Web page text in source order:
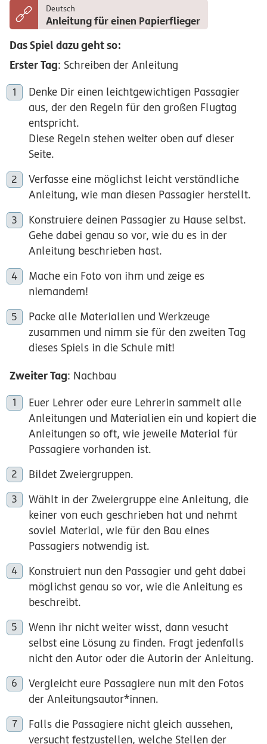
Deutsch
Anleitung für einen Papierflieger
Das Spiel dazu geht so:
Erster Tag: Schreiben der Anleitung
Denke Dir einen leichtgewichtigen Passagier
aus, der den Regeln für den großen Flugtag
entspricht.
Diese Regeln stehen weiter oben auf dieser
Seite.
Verfasse eine möglichst leicht verständliche
Anleitung, wie man diesen Passagier herstellt.
Konstruiere deinen Passagier zu Hause selbst.
Gehe dabei genau so vor, wie du es in der
Anleitung beschrieben hast.
Mache ein Foto von ihm und zeige es
niemandem!
Packe alle Materialien und Werkzeuge
zusammen und nimm sie für den zweiten Tag
dieses Spiels in die Schule mit!
Zweiter Tag: Nachbau
Euer Lehrer oder eure Lehrerin sammelt alle
Anleitungen und Materialien ein und kopiert die
Anleitungen so oft, wie jeweile Material für
Passagiere vorhanden ist.
Bildet Zweiergruppen.
Wählt in der Zweiergruppe eine Anleitung, die
keiner von euch geschrieben hat und nehmt
soviel Material, wie für den Bau eines
Passagiers notwendig ist.
Konstruiert nun den Passagier und geht dabei
möglichst genau so vor, wie die Anleitung es
beschreibt.
Wenn ihr nicht weiter wisst, dann vesucht
selbst eine Lösung zu finden. Fragt jedenfalls
nicht den Autor oder die Autorin der Anleitung.
Vergleicht eure Passagiere nun mit den Fotos
der Anleitungsautor*innen.
Falls die Passagiere nicht gleich aussehen,
versucht festzustellen, welche Stellen der